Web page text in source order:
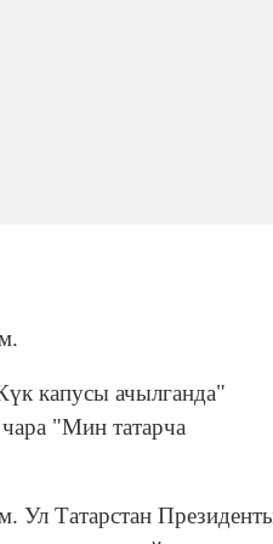
капусы ачылганда"
"Мин татарча
Ул Татарстан